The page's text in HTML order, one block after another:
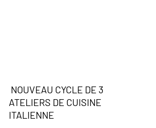
NOUVEAU CYCLE DE 3
ATELIERS DE CUISINE
ITALIENNE